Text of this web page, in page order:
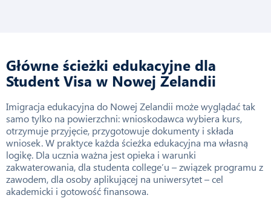
Główne ścieżki edukacyjne dla
Student Visa w Nowej Zelandii
Imigracja edukacyjna do Nowej Zelandii może wyglądać tak
samo tylko na powierzchni: wnioskodawca wybiera kurs,
otrzymuje przyjęcie, przygotowuje dokumenty i składa
wniosek. W praktyce każda ścieżka edukacyjna ma własną
logikę. Dla ucznia ważna jest opieka i warunki
zakwaterowania, dla studenta college’u – związek programu z
zawodem, dla osoby aplikującej na uniwersytet – cel
akademicki i gotowość finansowa.